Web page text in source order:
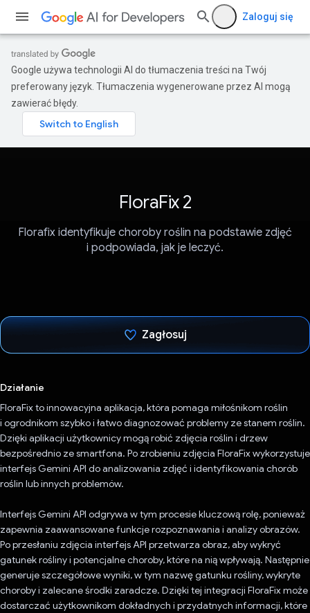
Zaloguj się
Google używa technologii AI do tłumaczenia treści na Twój
preferowany język. Tłumaczenia wygenerowane przez AI mogą
zawierać błędy.
FloraFix 2
Florafix identyfikuje choroby roślin na podstawie zdjęć
i podpowiada, jak je leczyć.
Zagłosuj
Działanie
FloraFix to innowacyjna aplikacja, która pomaga miłośnikom roślin
i ogrodnikom szybko i łatwo diagnozować problemy ze stanem roślin.
Dzięki aplikacji użytkownicy mogą robić zdjęcia roślin i drzew
bezpośrednio ze smartfona. Po zrobieniu zdjęcia FloraFix wykorzystuje
interfejs Gemini API do analizowania zdjęć i identyfikowania chorób
roślin lub innych problemów.
Interfejs Gemini API odgrywa w tym procesie kluczową rolę, ponieważ
zapewnia zaawansowane funkcje rozpoznawania i analizy obrazów.
Po przesłaniu zdjęcia interfejs API przetwarza obraz, aby wykryć
gatunek rośliny i potencjalne choroby, które na nią wpływają. Następnie
generuje szczegółowe wyniki, w tym nazwę gatunku rośliny, wykryte
choroby i zalecane środki zaradcze. Dzięki tej integracji FloraFix może
dostarczać użytkownikom dokładnych i przydatnych informacji, które